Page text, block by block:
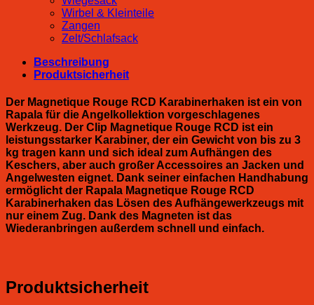
Wirbel & Kleinteile
Zangen
Zelt/Schlafsack
Beschreibung
Produktsicherheit
Der Magnetique Rouge RCD Karabinerhaken ist ein von
Rapala für die Angelkollektion vorgeschlagenes
Werkzeug. Der Clip Magnetique Rouge RCD ist ein
leistungsstarker Karabiner, der ein Gewicht von bis zu 3
kg tragen kann und sich ideal zum Aufhängen des
Keschers, aber auch großer Accessoires an Jacken und
Angelwesten eignet. Dank seiner einfachen Handhabung
ermöglicht der Rapala Magnetique Rouge RCD
Karabinerhaken das Lösen des Aufhängewerkzeugs mit
nur einem Zug. Dank des Magneten ist das
Wiederanbringen außerdem schnell und einfach.
Produktsicherheit